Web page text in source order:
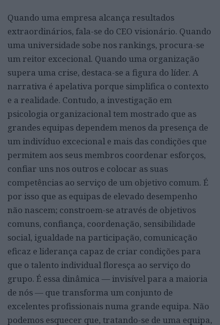
Quando uma empresa alcança resultados
extraordinários, fala-se do CEO visionário. Quando
uma universidade sobe nos rankings, procura-se
um reitor excecional. Quando uma organização
supera uma crise, destaca-se a figura do líder. A
narrativa é apelativa porque simplifica o contexto
e a realidade. Contudo, a investigação em
psicologia organizacional tem mostrado que as
grandes equipas dependem menos da presença de
um indivíduo excecional e mais das condições que
permitem aos seus membros coordenar esforços,
confiar uns nos outros e colocar as suas
competências ao serviço de um objetivo comum. É
por isso que as equipas de elevado desempenho
não nascem; constroem-se através de objetivos
comuns, confiança, coordenação, sensibilidade
social, igualdade na participação, comunicação
eficaz e liderança capaz de criar condições para
que o talento individual floresça ao serviço do
grupo. É essa dinâmica — invisível para a maioria
de nós — que transforma um conjunto de
excelentes profissionais numa grande equipa. Não
podemos esquecer que, tratando-se de uma equipa,